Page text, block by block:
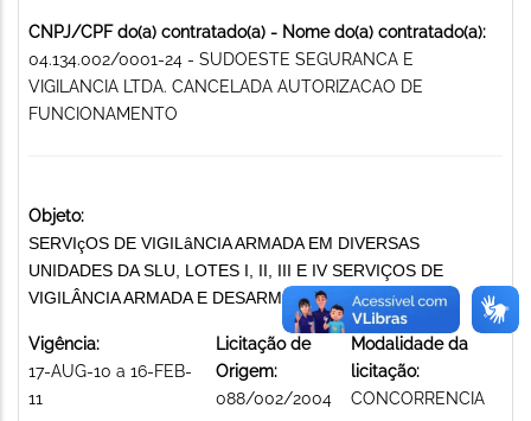
CNPJ/CPF do(a) contratado(a) - Nome do(a) contratado(a):
04.134.002/0001-24 - SUDOESTE SEGURANCA E
VIGILANCIA LTDA. CANCELADA AUTORIZACAO DE
FUNCIONAMENTO
Objeto:
SERVIçOS DE VIGILâNCIA ARMADA EM DIVERSAS
UNIDADES DA SLU, LOTES I, II, III E IV SERVIÇOS DE
VIGILÂNCIA ARMADA E DESARMADA
Vigência:
17-AUG-10 a 16-FEB-
11
Licitação de
Origem:
088/002/2004
Modalidade da
licitação:
CONCORRENCIA